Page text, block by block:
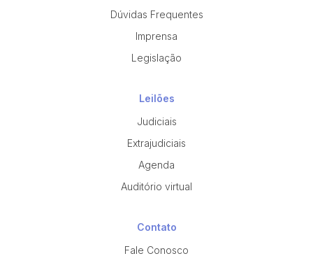
Dúvidas Frequentes
Imprensa
Legislação
Leilões
Judiciais
Extrajudiciais
Agenda
Auditório virtual
Contato
Fale Conosco